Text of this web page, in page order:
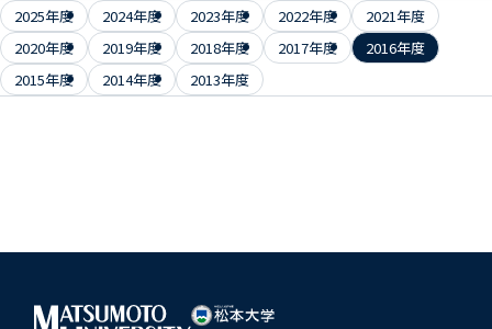
2025年度 2024年度 2023年度 2022年度
2021年度
2020年度
2019年度 2018年度 2017年度
2016年度
2015年度
2014年度 2013年度